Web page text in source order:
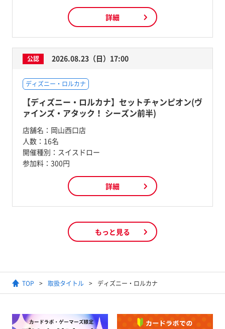
詳細
公認 2026.08.23（日）17:00
ディズニー・ロルカナ
【ディズニー・ロルカナ】セットチャンピオン(ヴ
ァインズ・アタック！ シーズン前半)
店舗名： 岡山西口店
人数： 16名
開催種別： スイスドロー
参加料： 300円
詳細
もっと見る
TOP 取扱タイトル ディズニー・ロルカナ